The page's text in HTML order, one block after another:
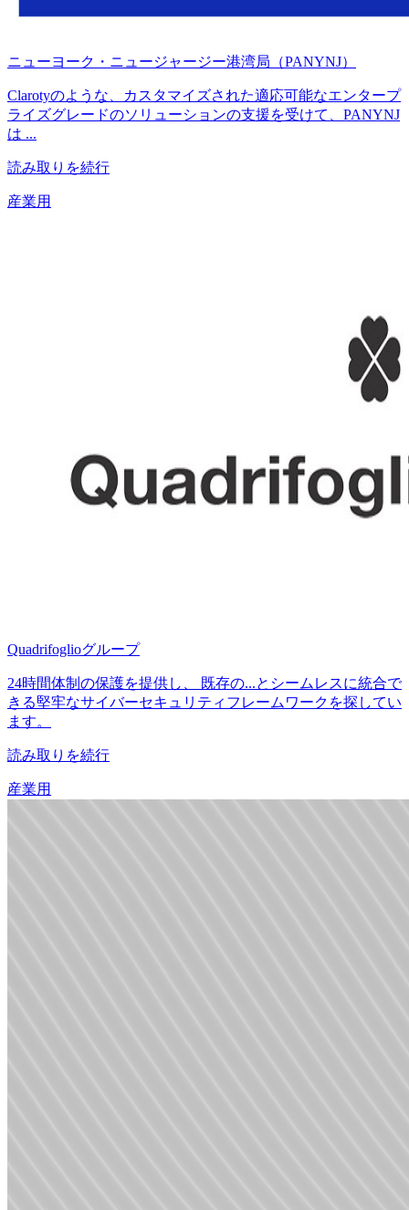
ニューヨーク・ニュージャージー港湾局（PANYNJ）
Clarotyのような、カスタマイズされた適応可能なエンタープ
ライズグレードのソリューションの支援を受けて、PANYNJ
は ...
読み取りを続行
産業用
Quadrifoglioグループ
24時間体制の保護を提供し、 既存の...とシームレスに統合で
きる堅牢なサイバーセキュリティフレームワークを探してい
ます。
読み取りを続行
産業用